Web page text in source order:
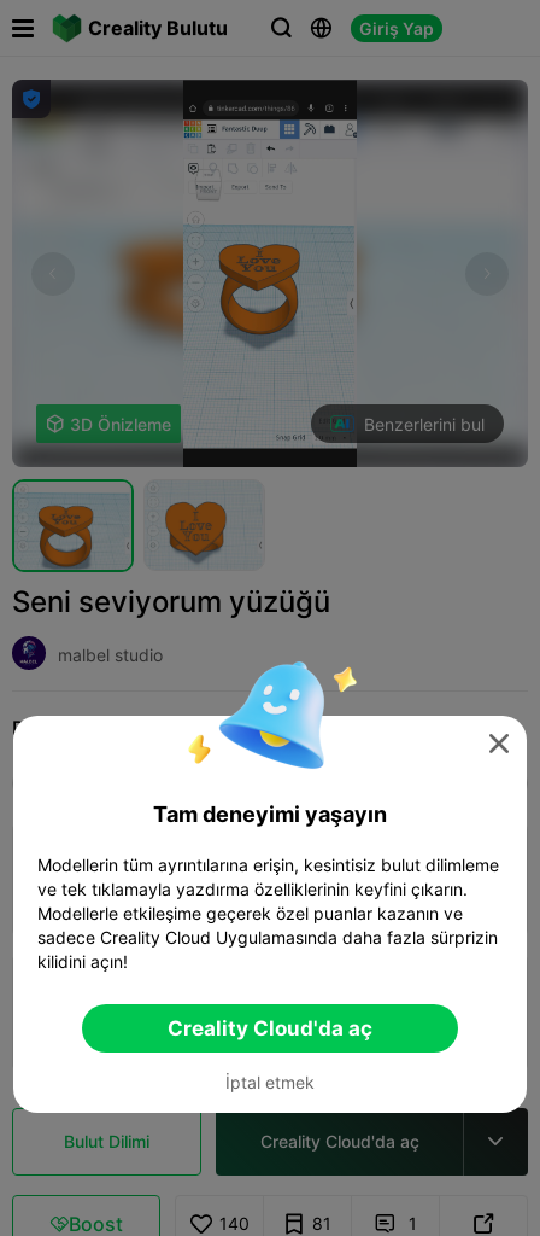
Creality Bulutu   Giriş Yap
 

 3D Önizleme Benzerlerini bul
Seni seviyorum yüzüğü
malbel studio
Print Settings (2) Ekle Fashion
0.2mm layer, 3 walls, 15% infill
 31m 04s  1 plates  2.86g
 15m 33s  1 plates
Bulut Dilimi Creality Cloud'da aç 
Boost 140 81  1 

Tam deneyimi yaşayın
Modellerin tüm ayrıntılarına erişin, kesintisiz bulut dilimleme
ve tek tıklamayla yazdırma özelliklerinin keyfini çıkarın.
Modellerle etkileşime geçerek özel puanlar kazanın ve
sadece Creality Cloud Uygulamasında daha fazla sürprizin
kilidini açın!
Creality Cloud'da aç
İptal etmek